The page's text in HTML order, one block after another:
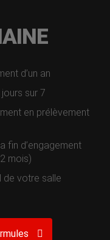
d’un an
sur 7
en prélèvement
fin d’engagement
mois)
de votre salle